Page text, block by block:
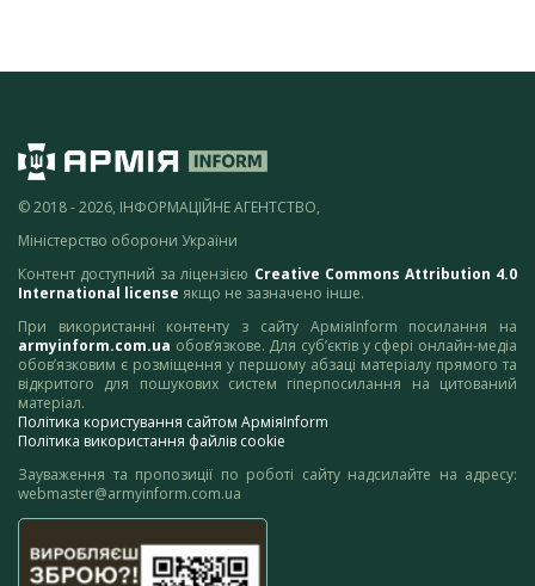
© 2018 - 2026, ІНФОРМАЦІЙНЕ АГЕНТСТВО,
Міністерство оборони України
Контент доступний за ліцензією Creative Commons Attribution 4.0
International license якщо не зазначено інше.
При використанні контенту з сайту АрміяInform посилання на
armyinform.com.ua обов’язкове. Для суб’єктів у сфері онлайн-медіа
обов’язковим є розміщення у першому абзаці матеріалу прямого та
відкритого для пошукових систем гіперпосилання на цитований
матеріал.
Політика користування сайтом АрміяInform
Політика використання файлів cookie
Зауваження та пропозиції по роботі сайту надсилайте на адресу:
webmaster@armyinform.com.ua